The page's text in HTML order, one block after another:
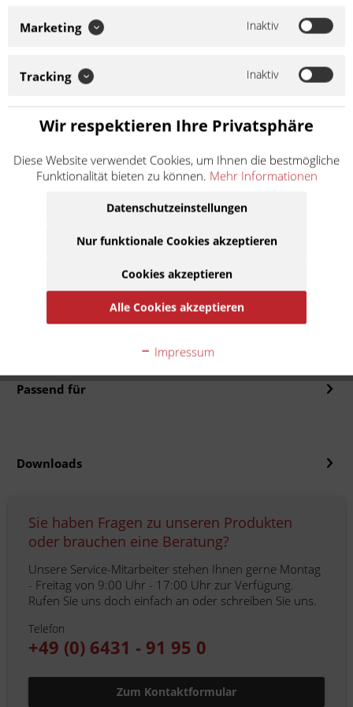
Bremszange. Hergestellt aus widerstandsfähigem Stahl, CNC
gefräst. Hervorragende Haltbarkeit und
Weiter lesen >
16,90 € *
1
Lieferzeit ca. 1 Werktag
In denWarenkorb
Gleitstift für Bremsbelag,...mehr
Passend für
Downloads
Sie haben Fragen zu unseren Produkten
oder brauchen eine Beratung?
Unsere Service-Mitarbeiter stehen Ihnen gerne Montag
- Freitag von 9:00 Uhr - 17:00 Uhr zur Verfügung.
Rufen Sie uns doch einfach an oder schreiben Sie uns.
Telefon
+49 (0) 6431 - 91 95 0
Zum Kontaktformular
Marketing Inaktiv
Tracking Inaktiv
Wir respektieren Ihre Privatsphäre
Diese Website verwendet Cookies, um Ihnen die bestmögliche
Funktionalität bieten zu können. Mehr Informationen
Datenschutzeinstellungen
Nur funktionale Cookies akzeptieren
Cookies akzeptieren
Alle Cookies akzeptieren
Impressum